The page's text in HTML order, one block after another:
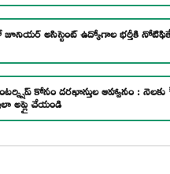
జూనియర్ అసిస్టెంట్ ఉద్యోగాల భర్తీకి
కోసం దరఖాస్తుల ఆహ్వానం :
అప్లై చేయండి